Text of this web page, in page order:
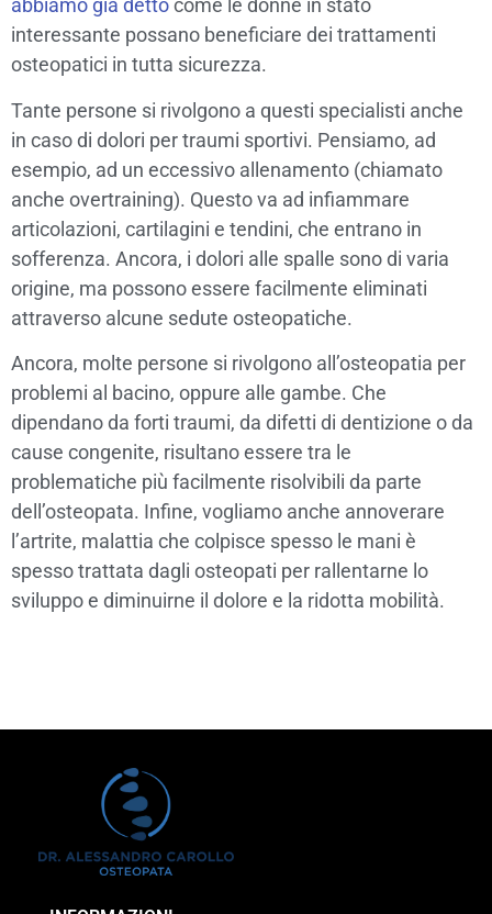
abbiamo già dettocome le donne in stato
interessante possano beneficiare dei trattamenti
osteopatici in tutta sicurezza.
Tante persone si rivolgono a questi specialisti anche
in caso di dolori per traumi sportivi. Pensiamo, ad
esempio, ad un eccessivo allenamento (chiamato
anche overtraining). Questo va ad infiammare
articolazioni, cartilagini e tendini, che entrano in
sofferenza. Ancora, i dolori alle spalle sono di varia
origine, ma possono essere facilmente eliminati
attraverso alcune sedute osteopatiche.
Ancora, molte persone si rivolgono all’osteopatia per
problemi al bacino, oppure alle gambe. Che
dipendano da forti traumi, da difetti di dentizione o da
cause congenite, risultano essere tra le
problematiche più facilmente risolvibili da parte
dell’osteopata. Infine, vogliamo anche annoverare
l’artrite, malattia che colpisce spesso le mani è
spesso trattata dagli osteopati per rallentarne lo
sviluppo e diminuirne il dolore e la ridotta mobilità.